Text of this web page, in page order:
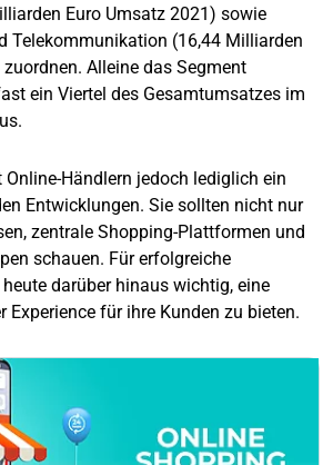
Euro Umsatz 2021) sowie
Telekommunikation (16,44 Milliarden
Alleine das Segment
ein Viertel des Gesamtumsatzes im
Online-Händlern jedoch lediglich ein
Entwicklungen. Sie sollten nicht nur
zentrale Shopping-Plattformen und
schauen. Für erfolgreiche
darüber hinaus wichtig, eine
Experience für ihre Kunden zu bieten.